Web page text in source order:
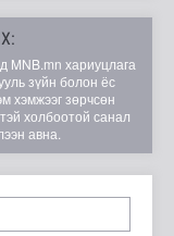
MNB.mn хариуцлага
зүйн болон ёс
хэмжээг зөрчсөн
холбоотой санал
авна.